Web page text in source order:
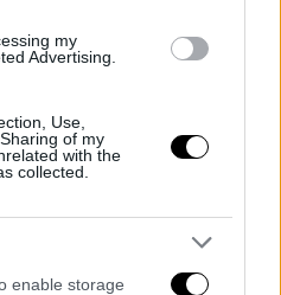
my
Advertising.
Use,
of my
with the
collected.
enable storage